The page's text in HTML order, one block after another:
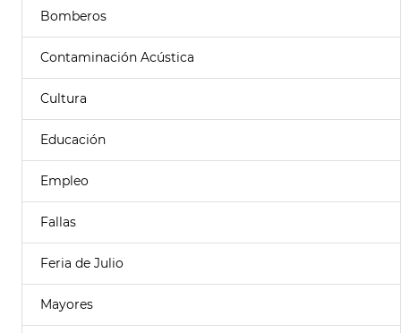
Bomberos
Contaminación Acústica
Cultura
Educación
Empleo
Fallas
Feria de Julio
Mayores